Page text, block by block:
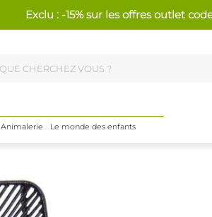
Exclu : -15% sur les offres outlet
Animalerie Le monde des enfants